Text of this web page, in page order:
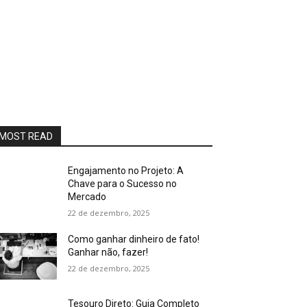
READ
Engajamento no Projeto: A
Chave para o Sucesso no
Mercado
22 de dezembro, 2025
Como ganhar dinheiro de fato!
Ganhar não, fazer!
22 de dezembro, 2025
Tesouro Direto: Guia Completo